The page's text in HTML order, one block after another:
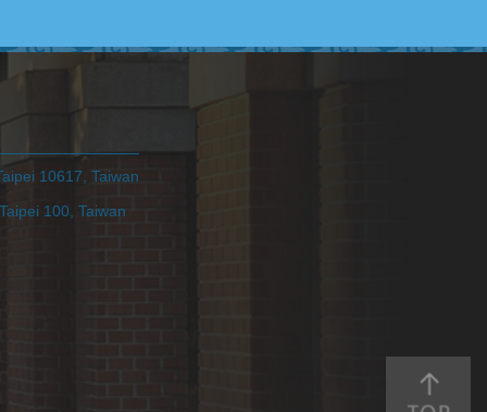
10617, Taiwan
100, Taiwan